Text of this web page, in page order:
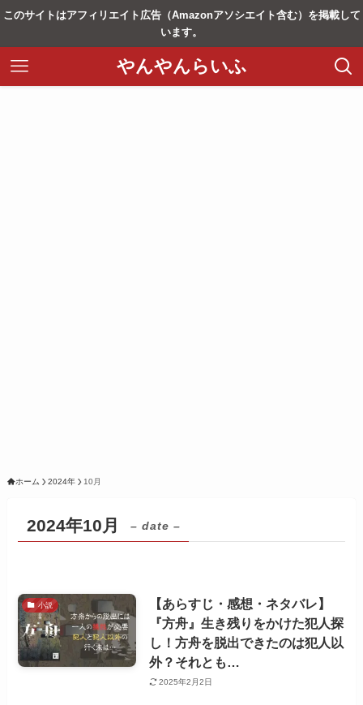
このサイトはアフィリエイト広告（Amazonアソシエイト含む）を掲載して
います。
やんやんらいふ
ホーム 2024年 10月
2024年10月 – date –
小説
【あらすじ・感想・ネタバレ】
『方舟』生き残りをかけた犯人探
し！方舟を脱出できたのは犯人以
外？それとも…
2025年2月2日